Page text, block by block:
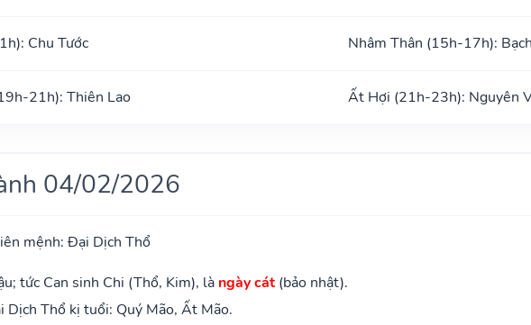
Chu Tước Nhâm Thân (15h-17h):
21h): Thiên Lao Ất Hợi (21h-23h): Nguyên
04/02/2026
mệnh: Đại Dịch Thổ
tức Can sinh Chi (Thổ, Kim), là ngày cát(bảo nhật).
Dịch Thổ kị tuổi: Quý Mão, Ất Mão.